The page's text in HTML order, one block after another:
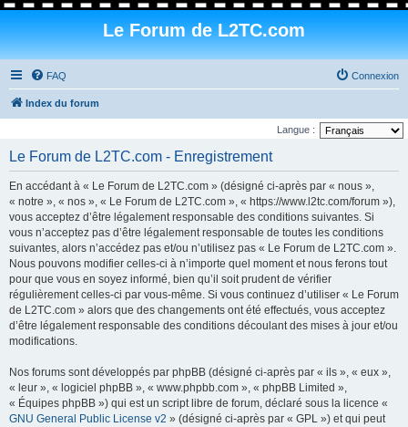
Le Forum de L2TC.com
FAQ Connexion
Index du forum
Langue :
Le Forum de L2TC.com - Enregistrement
En accédant à « Le Forum de L2TC.com » (désigné ci-après par « nous »,
« notre », « nos », « Le Forum de L2TC.com », « https://www.l2tc.com/forum »),
vous acceptez d’être légalement responsable des conditions suivantes. Si
vous n’acceptez pas d’être légalement responsable de toutes les conditions
suivantes, alors n’accédez pas et/ou n’utilisez pas « Le Forum de L2TC.com ».
Nous pouvons modifier celles-ci à n’importe quel moment et nous ferons tout
pour que vous en soyez informé, bien qu’il soit prudent de vérifier
régulièrement celles-ci par vous-même. Si vous continuez d’utiliser « Le Forum
de L2TC.com » alors que des changements ont été effectués, vous acceptez
d’être légalement responsable des conditions découlant des mises à jour et/ou
modifications.
Nos forums sont développés par phpBB (désigné ci-après par « ils », « eux »,
« leur », « logiciel phpBB », « www.phpbb.com », « phpBB Limited »,
« Équipes phpBB ») qui est un script libre de forum, déclaré sous la licence «
GNU General Public License v2 » (désigné ci-après par « GPL ») et qui peut